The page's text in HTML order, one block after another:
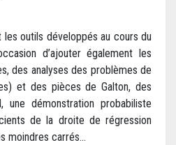
les outils développés au cours du
d’ajouter également les
des analyses des problèmes de
et des pièces de Galton, des
une démonstration probabiliste
de la droite de régression
moindres carrés…